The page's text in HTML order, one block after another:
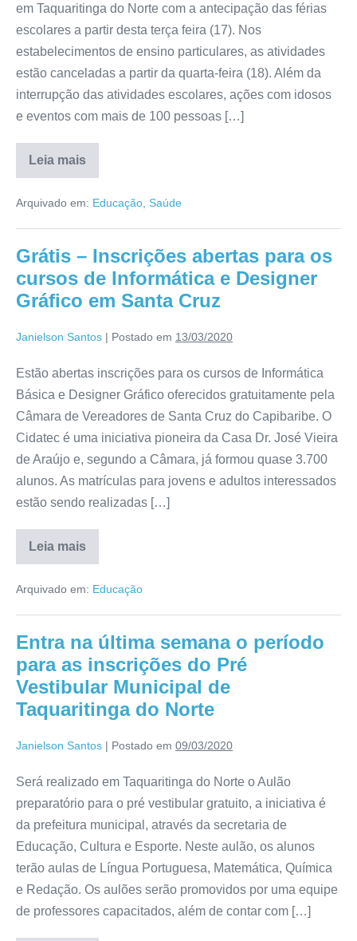
em Taquaritinga do Norte com a antecipação das férias
escolares a partir desta terça feira (17). Nos
estabelecimentos de ensino particulares, as atividades
estão canceladas a partir da quarta-feira (18). Além da
interrupção das atividades escolares, ações com idosos
e eventos com mais de 100 pessoas […]
Leia mais
Arquivado em: Educação Saúde
Grátis – Inscrições abertas para os
cursos de Informática e Designer
Gráfico em Santa Cruz
Janielson Santos | Postado em 13/03/2020
Estão abertas inscrições para os cursos de Informática
Básica e Designer Gráfico oferecidos gratuitamente pela
Câmara de Vereadores de Santa Cruz do Capibaribe. O
Cidatec é uma iniciativa pioneira da Casa Dr. José Vieira
de Araújo e, segundo a Câmara, já formou quase 3.700
alunos. As matrículas para jovens e adultos interessados
estão sendo realizadas […]
Leia mais
Arquivado em: Educação
Entra na última semana o período
para as inscrições do Pré
Vestibular Municipal de
Taquaritinga do Norte
Janielson Santos | Postado em 09/03/2020
Será realizado em Taquaritinga do Norte o Aulão
preparatório para o pré vestibular gratuito, a iniciativa é
da prefeitura municipal, através da secretaria de
Educação, Cultura e Esporte. Neste aulão, os alunos
terão aulas de Língua Portuguesa, Matemática, Química
e Redação. Os aulões serão promovidos por uma equipe
de professores capacitados, além de contar com […]